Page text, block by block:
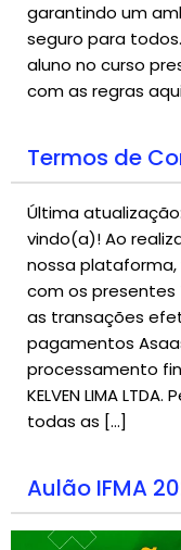
garantindo um
seguro para
aluno no curso
com as regras
Termos de
Última
vindo(a)! Ao
nossa
com os presentes
as transações
pagamentos
processamento
KELVEN LIMA
todas as […]
Aulão IFMA